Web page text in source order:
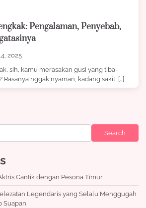
Pengalaman, Penyebab,
2025
sih, kamu merasakan gusi yang tiba-
nggak nyaman, kadang sakit, […]
Search
Cantik dengan Pesona Timur
Legendaris yang Selalu Menggugah
Suapan